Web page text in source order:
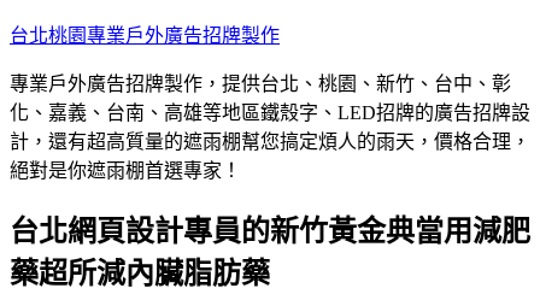
跳
主
要
內
容
台北桃園專業戶外廣告招牌製作
專業戶外廣告招牌製作，提供台北、桃園、新竹、台中、彰
化、嘉義、台南、高雄等地區鐵殼字、LED招牌的廣告招牌設
計，還有超高質量的遮雨棚幫您搞定煩人的雨天，價格合理，
絕對是你遮雨棚首選專家！
台北網頁設計專員的新竹黃金典當用減肥
藥超所減內臟脂肪藥